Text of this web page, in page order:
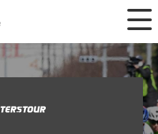
×
ース
ング